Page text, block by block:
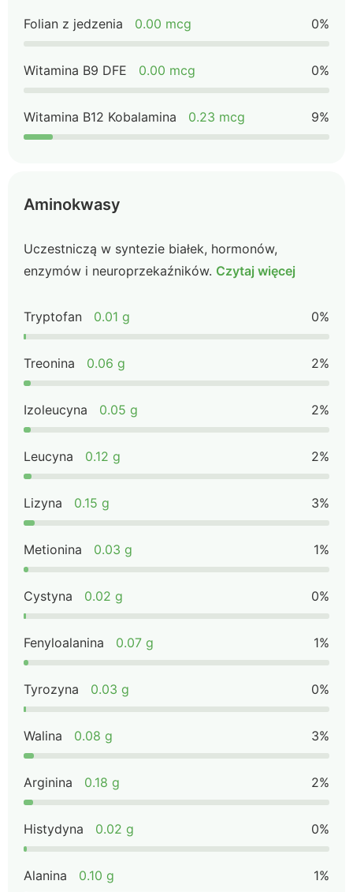
Folian z jedzenia 0.00 mcg 0%
Witamina B9 DFE 0.00 mcg 0%
Witamina B12 Kobalamina 0.23 mcg 9%
Aminokwasy
Uczestniczą w syntezie białek, hormonów,
enzymów i neuroprzekaźników. Czytaj więcej
Tryptofan 0.01 g 0%
Treonina 0.06 g 2%
Izoleucyna 0.05 g 2%
Leucyna 0.12 g 2%
Lizyna 0.15 g 3%
Metionina 0.03 g 1%
Cystyna 0.02 g 0%
Fenyloalanina 0.07 g 1%
Tyrozyna 0.03 g 0%
Walina 0.08 g 3%
Arginina 0.18 g 2%
Histydyna 0.02 g 0%
Alanina 0.10 g 1%